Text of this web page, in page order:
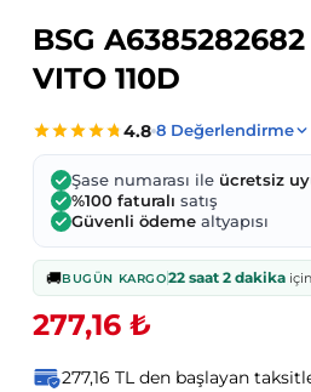
BSG
VITO 110D
Şase numarası ile ücretsiz
%100 faturalı satış
Güvenli ödeme altyapısı
🚚BUGÜN KARGO22 saat 2 dakika
277,16 ₺
277,16 TL den başlayan